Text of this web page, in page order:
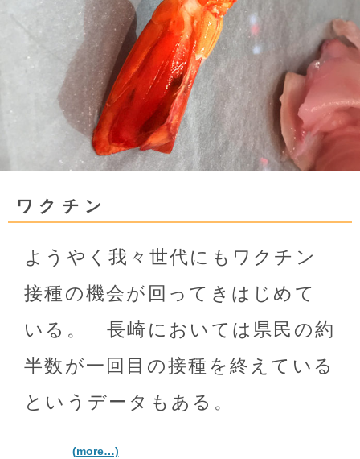
ワクチン
ようやく我々世代にもワクチン
接種の機会が回ってきはじめて
いる。 長崎においては県民の約
半数が一回目の接種を終えている
というデータもある。
(more…)